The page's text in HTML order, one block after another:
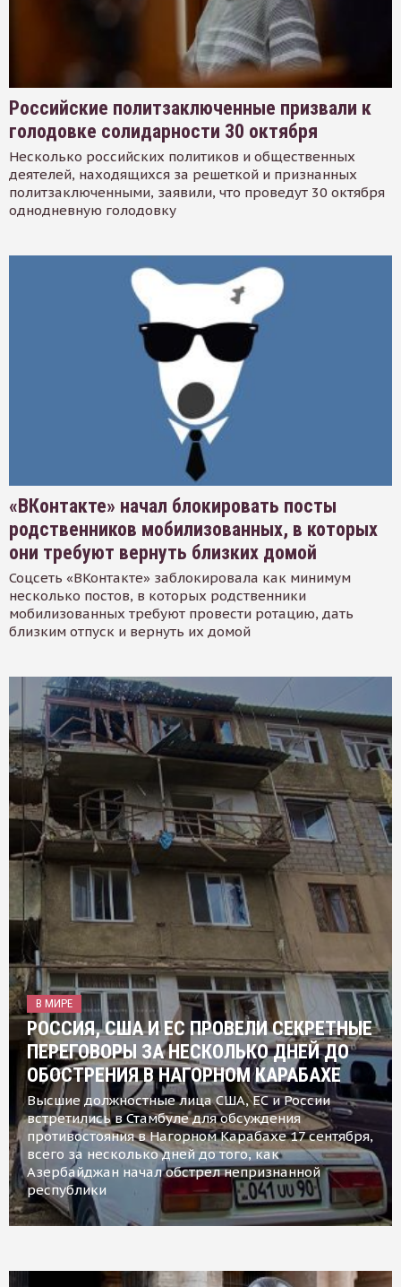
Российские политзаключенные призвали к
голодовке солидарности 30 октября
Несколько российских политиков и общественных
деятелей, находящихся за решеткой и признанных
политзаключенными, заявили, что проведут 30 октября
однодневную голодовку
«ВКонтакте» начал блокировать посты
родственников мобилизованных, в которых
они требуют вернуть близких домой
Соцсеть «ВКонтакте» заблокировала как минимум
несколько постов, в которых родственники
мобилизованных требуют провести ротацию, дать
близким отпуск и вернуть их домой
В МИРЕ
РОССИЯ, США И ЕС ПРОВЕЛИ СЕКРЕТНЫЕ
ПЕРЕГОВОРЫ ЗА НЕСКОЛЬКО ДНЕЙ ДО
ОБОСТРЕНИЯ В НАГОРНОМ КАРАБАХЕ
Высшие должностные лица США, ЕС и России
встретились в Стамбуле для обсуждения
противостояния в Нагорном Карабахе 17 сентября,
всего за несколько дней до того, как
Азербайджан начал обстрел непризнанной
республики